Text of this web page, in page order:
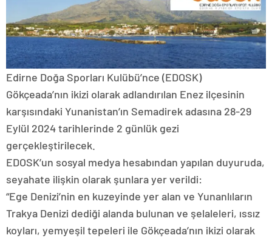
Edirne Doğa Sporları Kulübü’nce (EDOSK)
Gökçeada’nın ikizi olarak adlandırılan Enez ilçesinin
karşısındaki Yunanistan’ın Semadirek adasına 28-29
Eylül 2024 tarihlerinde 2 günlük gezi
gerçekleştirilecek.
EDOSK’un sosyal medya hesabından yapılan duyuruda,
seyahate ilişkin olarak şunlara yer verildi:
“Ege Denizi’nin en kuzeyinde yer alan ve Yunanlıların
Trakya Denizi dediği alanda bulunan ve şelaleleri, ıssız
koyları, yemyeşil tepeleri ile Gökçeada’nın ikizi olarak